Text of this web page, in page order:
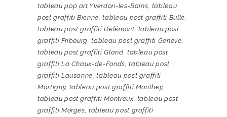
tableau pop art Yverdon-les-Bains tableau
post graffiti Bienne ,tableau post graffiti Bulle
tableau post graffiti Delémont tableau post
graffiti Fribourg ,tableau post graffiti Genève
tableau post graffiti Gland tableau post
graffiti La Chaux-de-Fonds ,tableau post
graffiti Lausanne ,tableau post graffiti
Martigny, tableau post graffiti Monthey,
tableau post graffiti Montreux, tableau post
graffiti Morges ,tableau post graffiti